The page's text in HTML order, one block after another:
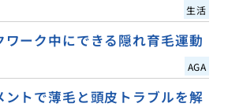
生活
ーク中にできる隠れ育毛運動
AGA
ントで薄毛と頭皮トラブルを解